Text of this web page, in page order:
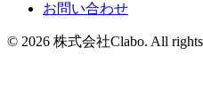
お問い合わせ
© 2026 株式会社Clabo. All